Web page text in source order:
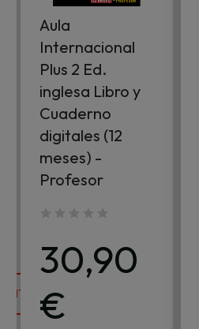
Aula
Internacional
Plus 2 Ed.
inglesa Libro y
Cuaderno
digitales (12
meses) -
Profesor
30,90
€